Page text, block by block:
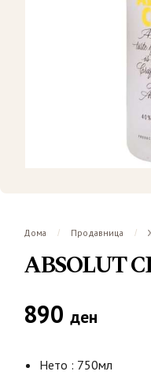
Дома / Продавница /
ABSOLUT
890 ден
Нето : 750мл